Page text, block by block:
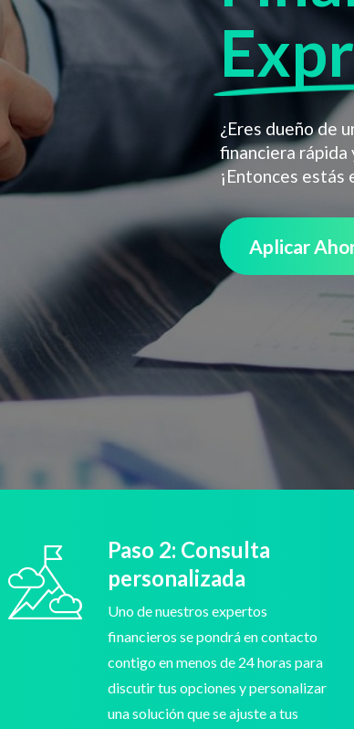
¿Eres dueño de
financiera rápida
¡Entonces estás
Aplicar
Paso 2: Consulta
personalizada
Uno de nuestros expertos
financieros se pondrá en contacto
contigo en menos de 24 horas para
discutir tus opciones y personalizar
una solución que se ajuste a tus